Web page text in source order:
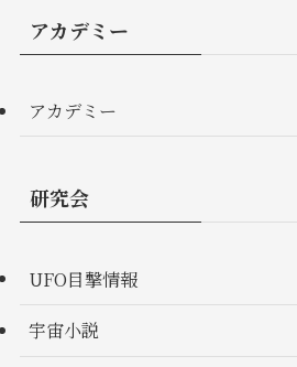
アカデミー
アカデミー
研究会
UFO目撃情報
宇宙小説